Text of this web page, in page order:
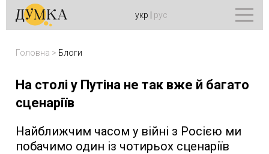
укр рус
Головна > Блоги
На столі у Путіна не так вже й багато
сценаріїв
Найближчим часом у війні з Росією ми
побачимо один із чотирьох сценаріїв